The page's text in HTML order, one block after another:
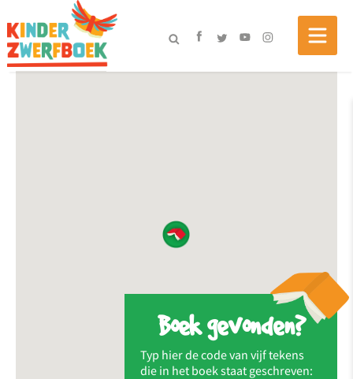
Boek gevonden?
Typ hier de code van vijf tekens
die in het boek staat geschreven: